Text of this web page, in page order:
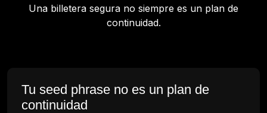
Una billetera segura no siempre es un plan de
continuidad.
Tu seed phrase no es un plan de
continuidad